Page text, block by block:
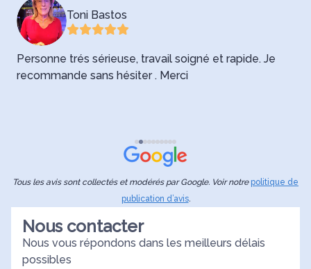
Toni Bastos
Personne trés sérieuse, travail soigné et rapide. Je
recommande sans hésiter . Merci
Tous les avis sont collectés et modérés par Google. Voir notre politique de
publication d’avis.
Nous contacter
Nous vous répondons dans les meilleurs délais
possibles